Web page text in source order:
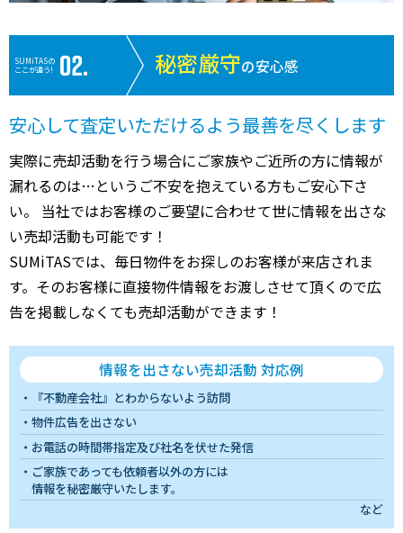
SUMiTASの
ここが違う!
秘密厳守の安心感
安心して査定いただけるよう最善を尽くします
実際に売却活動を行う場合にご家族やご近所の方に情報が
漏れるのは…というご不安を抱えている方もご安心下さ
い。 当社ではお客様のご要望に合わせて世に情報を出さな
い売却活動も可能です！
SUMiTASでは、毎日物件をお探しのお客様が来店されま
す。そのお客様に直接物件情報をお渡しさせて頂くので広
告を掲載しなくても売却活動ができます！
情報を出さない売却活動 対応例
『不動産会社』とわからないよう訪問
物件広告を出さない
お電話の時間帯指定及び社名を伏せた発信
ご家族であっても依頼者以外の方には
情報を秘密厳守いたします。
など